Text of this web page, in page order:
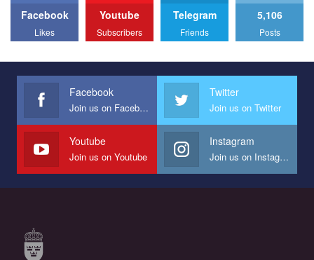
All you have to do is to press "Like" below the video.
Эмоционально сильный ролик от команды "Гей-альянс
представляющий программу развития организации.
Мы просим вас поддержать нас и помочь нам реализовать
наш план по борьбе с насилием и дискриминацией на почве
СОГИ в Украине.
Все, что вам нужно сделать - это зайти на наш канал YouTube
по этой ссылке и поставить лайк под видео.
Facebook
Likes
Youtube
Subscribers
Telegram
Friends
5,106
Posts
Facebook
Join us on Facebook
Twitter
Join us on Twitter
Youtube
Join us on Youtube
Instagram
Join us on Instagram